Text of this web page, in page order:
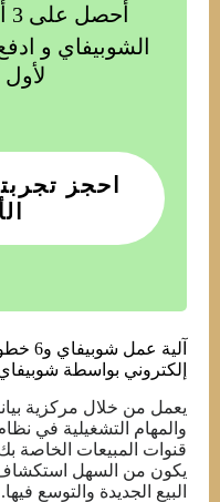
الشوبيفاي و
احجز
آلية
إلكتروني بواسطة
يعمل من خلال مركزية
والمهام التشغيلية في
قنوات المبيعات الخاصة
يكون من السهل
البيع الجديدة والتوسع فيها.